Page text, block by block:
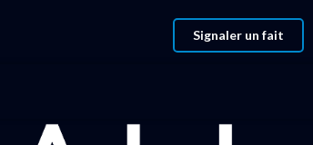
Signaler un fait